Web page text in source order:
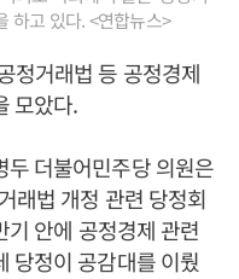
하고 있다. <연합뉴스>
정거래법 등 공정경제
모았다.
더불어민주당 의원은
래법 개정 관련 당정회
기 안에 공정경제 관련
당정이 공감대를 이뤘